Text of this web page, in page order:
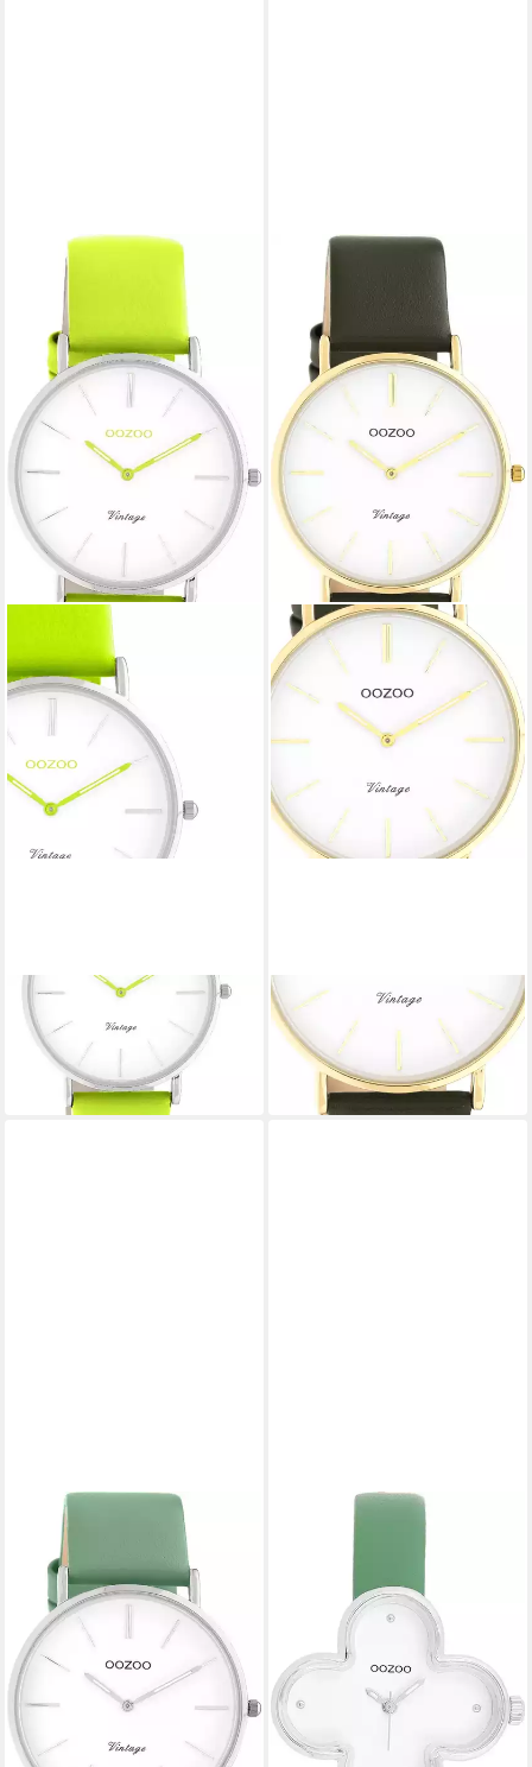
OOZOO
Quarzuhr Oozoo Damen
Armbanduhr Vintage Series
ab 55,76 €
in 2-3 Werktagen bei dir
OOZOO
Quarzuhr Oozoo Damen
Armbanduhr olivgrün Analog
55,76 €
in 2-3 Werktagen bei dir